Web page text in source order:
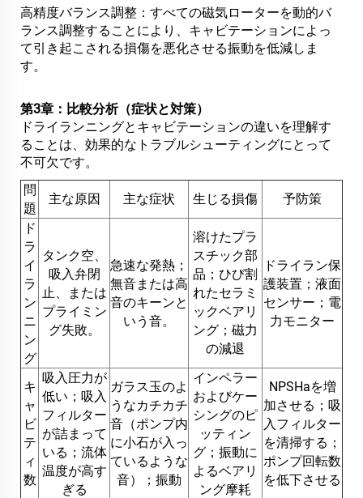
高精度バランス調整：すべての磁気ローターを動的バ
ランス調整することにより、キャビテーションによっ
て引き起こされる損傷を悪化させる振動を低減しま
す。
第3章：比較分析（症状と対策）
ドライランニングとキャビテーションの違いを理解す
ることは、効果的なトラブルシューティングにとって
不可欠です。
問
題
主な原因 主な症状 生じる損傷
予防策
ド
ラ
イ
ラ
ン
ニ
ン
グ
タンク空、
吸入弁閉
止、または
プライミン
グ失敗。
急速な発熱；
無音または高
音のキーンと
いう音。
溶けたプラ
スチック部
品；ひび割
れたセラミ
ックベアリ
ング；磁力
の減退
ドライラン保
護装置；液面
センサー；電
力モニター
キ
ャ
ビ
テ
ィ
数
吸入圧力が
低い；吸入
フィルター
が詰まって
いる；流体
温度が高す
ぎる
ガラス玉のよ
うなカチカチ
音（ポンプ内
に小石が入っ
ているような
音）；振動
インペラー
およびケー
シングのピ
ッティン
グ；振動に
よるベアリ
ング摩耗
NPSHaを増
加させる；吸
入フィルター
を清掃する；
ポンプ回転数
を低下させる